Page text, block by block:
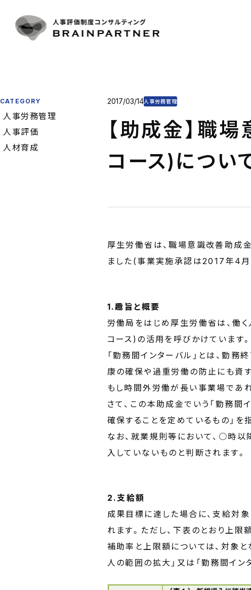
CONSULTANT
コラム
COMPANY
03-6325-1715
受付時間 10:00〜18:00（土日祝日定休）
お問い合わせフォーム
2017/03/14人事労務管理
【助成金】職
コース)につい
厚生労働省は、職場意識改善助成
ました(事業実施承認は2017年4月
1.趣旨と概要
労働局をはじめ厚生労働省は、働
コース)の活用を呼びかけています。
「勤務間インターバル」とは、勤
康の確保や過重労働の防止にも資
もし時間外労働が長い事業場であ
さて、この本助成金でいう「勤務
確保することを定めているもの」を
なお、就業規則等において、○時
入していないものと判断されます。
2.支給額
成果目標に達した場合に、支給対
れます。ただし、下表のとおり上限
補助率と上限額については、対象と
人の範囲の拡大」又は「勤務間イン
CATEGORY
人事労務管理
人事評価
人材育成